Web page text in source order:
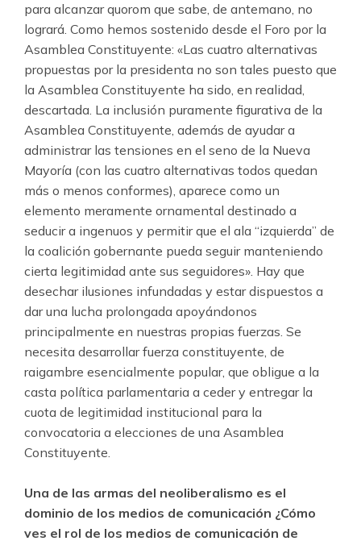
para alcanzar quorom que sabe, de antemano, no
logrará. Como hemos sostenido desde el Foro por la
Asamblea Constituyente: «Las cuatro alternativas
propuestas por la presidenta no son tales puesto que
la Asamblea Constituyente ha sido, en realidad,
descartada. La inclusión puramente figurativa de la
Asamblea Constituyente, además de ayudar a
administrar las tensiones en el seno de la Nueva
Mayoría (con las cuatro alternativas todos quedan
más o menos conformes), aparece como un
elemento meramente ornamental destinado a
seducir a ingenuos y permitir que el ala “izquierda” de
la coalición gobernante pueda seguir manteniendo
cierta legitimidad ante sus seguidores». Hay que
desechar ilusiones infundadas y estar dispuestos a
dar una lucha prolongada apoyándonos
principalmente en nuestras propias fuerzas. Se
necesita desarrollar fuerza constituyente, de
raigambre esencialmente popular, que obligue a la
casta política parlamentaria a ceder y entregar la
cuota de legitimidad institucional para la
convocatoria a elecciones de una Asamblea
Constituyente.
Una de las armas del neoliberalismo es el
dominio de los medios de comunicación ¿Cómo
ves el rol de los medios de comunicación de